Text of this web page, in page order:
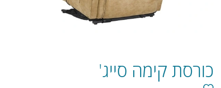
כורסת קימה סייג'